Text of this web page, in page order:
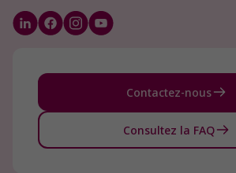
Contactez-nous
Consultez la FAQ